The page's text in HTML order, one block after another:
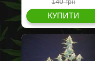
КУПИТИ